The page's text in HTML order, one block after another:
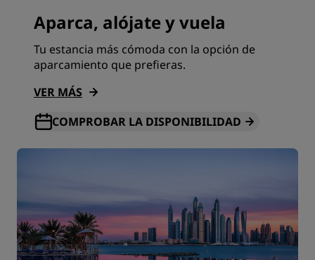
Aparca, alójate y vuela
Tu estancia más cómoda con la opción de
aparcamiento que prefieras.
VER MÁS
COMPROBAR LA DISPONIBILIDAD